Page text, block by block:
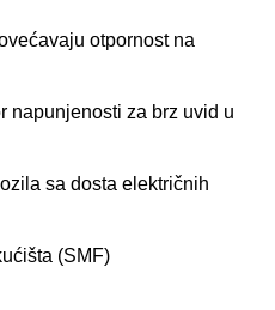
otpornost na
napunjenosti za brz uvid u
sa dosta električnih
(SMF)